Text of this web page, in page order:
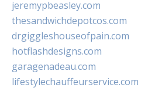
jeremypbeasley.com
thesandwichdepotcos.com
drgiggleshouseofpain.com
hotflashdesigns.com
garagenadeau.com
lifestylechauffeurservice.com